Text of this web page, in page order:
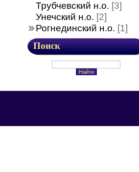
Трубчевский н.о. [3]
Унечский н.о. [2]
Рогнединский н.о. [1]
Поиск